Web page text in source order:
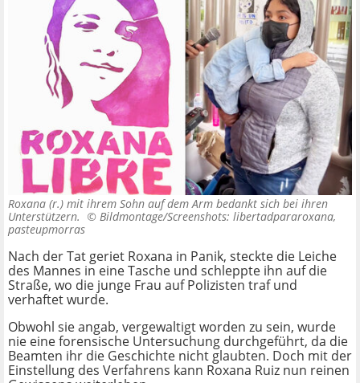
Roxana (r.) mit ihrem Sohn auf dem Arm bedankt sich bei ihren
Unterstützern. © Bildmontage/Screenshots: libertadpararoxana,
pasteupmorras
Nach der Tat geriet Roxana in Panik, steckte die Leiche
des Mannes in eine Tasche und schleppte ihn auf die
Straße, wo die junge Frau auf Polizisten traf und
verhaftet wurde.
Obwohl sie angab, vergewaltigt worden zu sein, wurde
nie eine forensische Untersuchung durchgeführt, da die
Beamten ihr die Geschichte nicht glaubten. Doch mit der
Einstellung des Verfahrens kann Roxana Ruiz nun reinen